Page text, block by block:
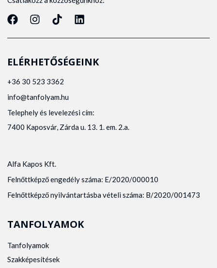
ELÉRHETŐSÉGEINK
+36 30 523 3362
info@tanfolyam.hu
Telephely és levelezési cím:
7400 Kaposvár, Zárda u. 13. 1. em. 2.a.
Alfa Kapos Kft.
Felnőttképző engedély száma: E/2020/000010
Felnőttképző nyilvántartásba vételi száma: B/2020/001473
TANFOLYAMOK
Tanfolyamok
Szakképesítések